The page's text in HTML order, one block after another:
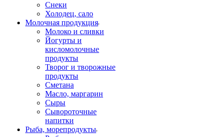
Снеки
Холодец, сало
Молочная продукция
Молоко и сливки
Йогурты и
кисломолочные
продукты
Творог и творожные
продукты
Сметана
Масло, маргарин
Сыры
Сывороточные
напитки
Рыба, морепродукты